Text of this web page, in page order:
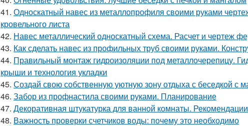
41. Односкатный навес из металлопрофиля своими руками
кровельного листа
42. Навес металлический односкатный схема. Расчет и чертеж
43. Как сделать навес из профильных труб своими руками.
44. Правильный монтаж гидроизоляции под металлочерепицу.
крыши и технология укладки
45. Создай свою собственную уютную зону отдыха с беседкой с
46. Забор из профнастила своими руками. Планирование
47. Декоративная штукатурка для ванной комнаты.
48. Важность проверки счетчиков воды: почему это необходимо